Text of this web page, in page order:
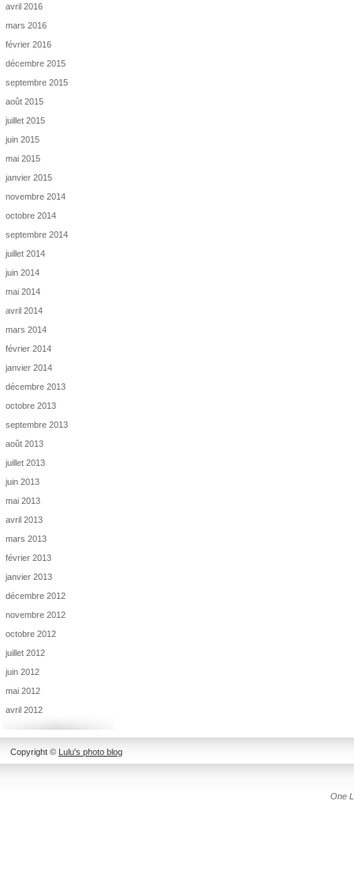
avril 2016
mars 2016
février 2016
décembre 2015
septembre 2015
août 2015
juillet 2015
juin 2015
mai 2015
janvier 2015
novembre 2014
octobre 2014
septembre 2014
juillet 2014
juin 2014
mai 2014
avril 2014
mars 2014
février 2014
janvier 2014
décembre 2013
octobre 2013
septembre 2013
août 2013
juillet 2013
juin 2013
mai 2013
avril 2013
mars 2013
février 2013
janvier 2013
décembre 2012
novembre 2012
octobre 2012
juillet 2012
juin 2012
mai 2012
avril 2012
Copyright © Lulu's photo blog
One